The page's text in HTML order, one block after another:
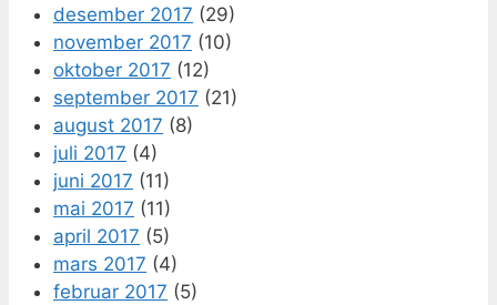
desember 2017 (29)
november 2017 (10)
oktober 2017 (12)
september 2017 (21)
august 2017 (8)
juli 2017 (4)
juni 2017 (11)
mai 2017 (11)
april 2017 (5)
mars 2017 (4)
februar 2017 (5)